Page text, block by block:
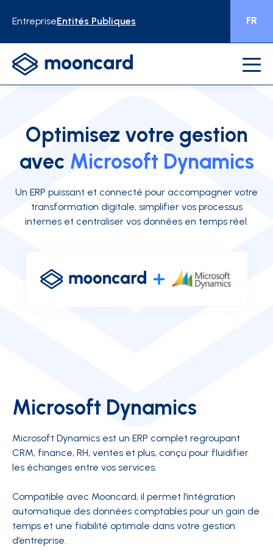
EntrepriseEntités Publiques FR
Optimisez votre gestion
avec Microsoft Dynamics
Un ERP puissant et connecté pour accompagner votre
transformation digitale, simplifier vos processus
internes et centraliser vos données en temps réel.
Microsoft Dynamics
Microsoft Dynamics est un ERP complet regroupant
CRM, finance, RH, ventes et plus, conçu pour fluidifier
les échanges entre vos services.
Compatible avec Mooncard, il permet l’intégration
automatique des données comptables pour un gain de
temps et une fiabilité optimale dans votre gestion
d’entreprise.